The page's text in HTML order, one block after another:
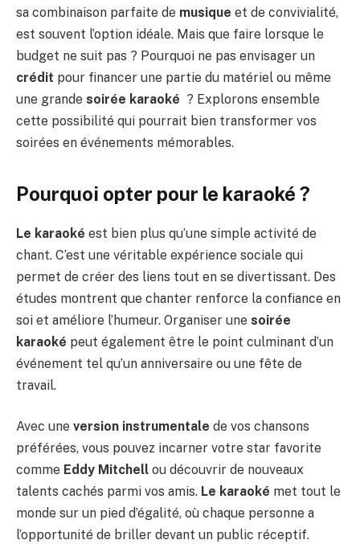
sa combinaison parfaite de musique et de convivialité,
est souvent l’option idéale. Mais que faire lorsque le
budget ne suit pas ? Pourquoi ne pas envisager un
crédit pour financer une partie du matériel ou même
une grande soirée karaoké ? Explorons ensemble
cette possibilité qui pourrait bien transformer vos
soirées en événements mémorables.
Pourquoi opter pour le karaoké ?
Le karaoké est bien plus qu’une simple activité de
chant. C’est une véritable expérience sociale qui
permet de créer des liens tout en se divertissant. Des
études montrent que chanter renforce la confiance en
soi et améliore l’humeur. Organiser une soirée
karaoké peut également être le point culminant d’un
événement tel qu’un anniversaire ou une fête de
travail.
Avec une version instrumentale de vos chansons
préférées, vous pouvez incarner votre star favorite
comme Eddy Mitchell ou découvrir de nouveaux
talents cachés parmi vos amis. Le karaoké met tout le
monde sur un pied d’égalité, où chaque personne a
l’opportunité de briller devant un public réceptif.